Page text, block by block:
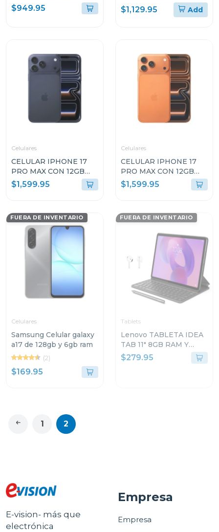
DE ALMACENAMIENTO
Y 12GB DE RAM COLOR
$949.95
CON 12GB DE RAM Y Y
512GB DE
$1,129.95 Add
Celulares
CELULAR IPHONE 17
PRO MAX CON 12GB
RAM 256GB AZUL
INTENSO MFYP4BEA
$1,599.95
Celulares
CELULAR IPHONE 17
PRO MAX CON 12GB
RAM 256GB COSMIC
ORANGE MFYN4BEA
$1,599.95
FUERA DE INVENTARIO
Celulares
Samsung Celular galaxy
a17 de 128gb y 6gb ram
(2)
$169.95
FUERA DE INVENTARIO
Tablets
Lenovo TABLETA IDEA
TAB 11" 8GB RAM Y
128GB
ALMACENAMIENTO
$279.95
1 2
E-vision- más que
electrónica
Empresa
Empresa